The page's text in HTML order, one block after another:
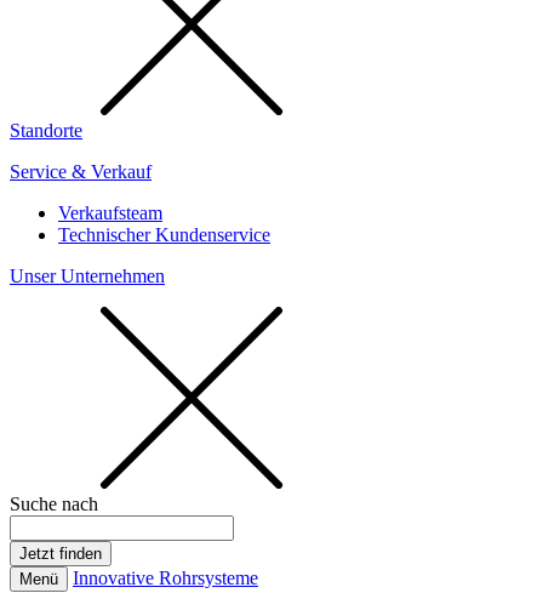
Standorte
Service & Verkauf
Verkaufsteam
Technischer Kundenservice
Unser Unternehmen
Suche nach
Menü Innovative Rohrsysteme